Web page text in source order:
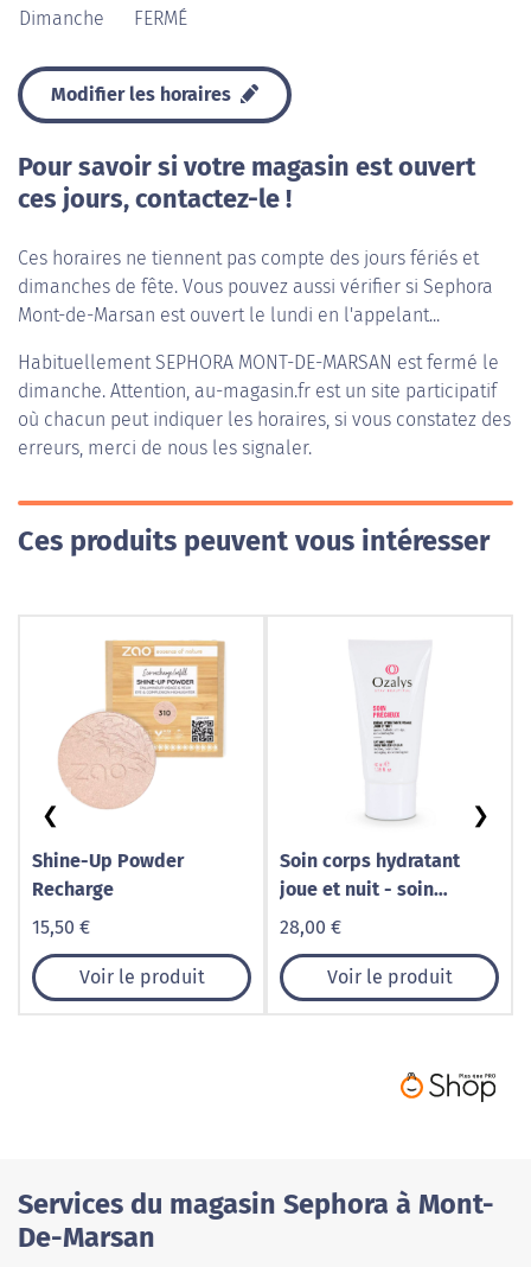
Dimanche
FERMÉ
Modifier les horaires
Pour savoir si votre magasin est ouvert
ces jours, contactez-le !
Ces horaires ne tiennent pas compte des jours fériés et
dimanches de fête. Vous pouvez aussi vérifier si Sephora
Mont-de-Marsan est ouvert le lundi en l'appelant...
HabituellementSEPHORA MONT-DE-MARSAN est fermé le
dimanche. Attention, au-magasin.fr est un site participatif
où chacun peut indiquer les horaires, si vous constatez des
erreurs, merci de nous les signaler.
Ces produits peuvent vous intéresser
Shine-Up Powder
Recharge
15,50 €
Voir le produit
Soin corps hydratant
joue et nuit - soin
précieux
28,00 €
Voir le produit
❮ ❯
Services du magasin Sephora à Mont-
De-Marsan